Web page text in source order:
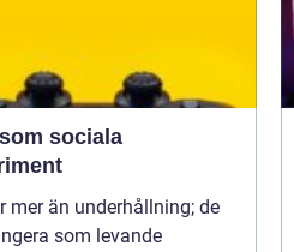
sociala
mer än underhållning; de
som levande